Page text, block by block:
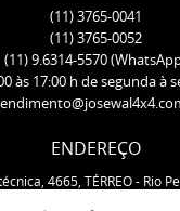
(11)3765-0041
(11)3765-0052
(11)9.6314-5570
às 17:00 h de segunda à
ENDEREÇO
4665, TÉRREO- Rio